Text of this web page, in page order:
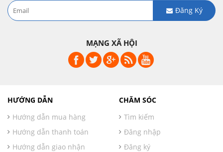
Đăng Ký
MẠNG XÃ HỘI
HƯỚNG DẪN
Hướng dẫn mua hàng
Hướng dẫn thanh toán
Hướng dẫn giao nhận
CHĂM SÓC
Tìm kiếm
Đăng nhập
Đăng ký